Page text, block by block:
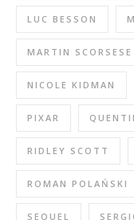
LUC BESSON
MARTIN SCORSESE
NICOLE KIDMAN
PIXAR
RIDLEY SCOTT
ROMAN POLAŃSKI
SEQUEL